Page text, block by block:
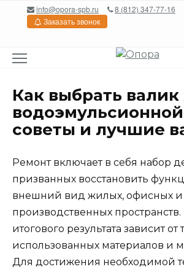
Перейтиinfo@opora-spb.ru
8 (812) 347-77-16
Заказать звонок
Как выбрать валик
советы и лучшие
Ремонт включает в себя набор
призванных восстановить
внешний вид жилых, офисных и
производственных пространств.
итогового результата зависит от
использованных материалов и
Для достижения необходимой